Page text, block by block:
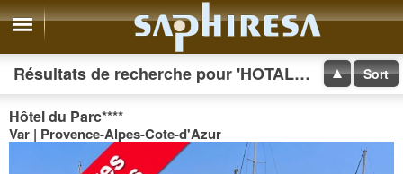
Résultats de recherche pour 'HOTAL DU BERY' Sort
Hôtel du Parc****
Var | Provence-Alpes-Cote-d'Azur